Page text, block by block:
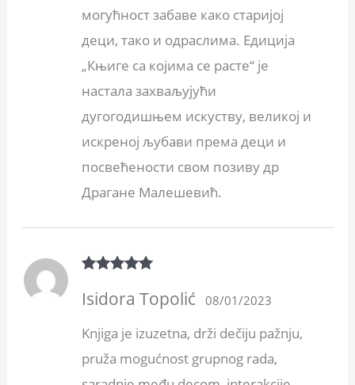
могућност забаве како старијој
деци, тако и одраслима. Едиција
„Књиге са којима се расте“ је
настала захваљујући
дугогодишњем искуству, великој и
искреној љубави према деци и
посвећености свом позиву др
Драгане Малешевић.
of 5
Isidora Topolić 08/01/2023
Knjiga je izuzetna, drži dečiju pažnju,
pruža mogućnost grupnog rada,